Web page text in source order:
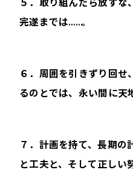
５．取り組んだら放すな
完遂までは……。
６．周囲を引きずり回せ
るのとでは、永い間に天
７．計画を持て、長期の
と工夫と、そして正しい